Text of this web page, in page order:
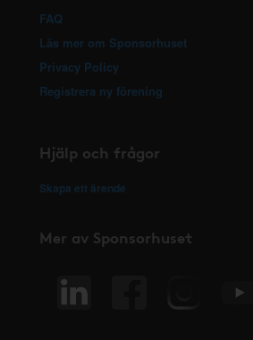
FAQ
Läs mer om Sponsorhuset
Privacy Policy
Registrera ny förening
Hjälp och frågor
Skapa ett ärende
Mer av Sponsorhuset